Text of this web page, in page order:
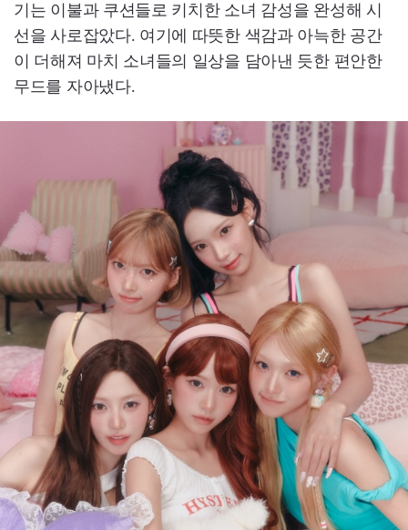
기는 이불과 쿠션들로 키치한 소녀 감성을 완성해 시
선을 사로잡았다. 여기에 따뜻한 색감과 아늑한 공간
이 더해져 마치 소녀들의 일상을 담아낸 듯한 편안한
무드를 자아냈다.